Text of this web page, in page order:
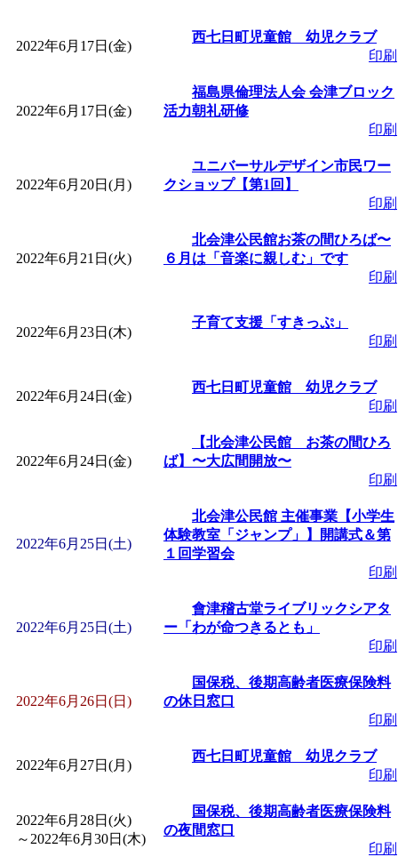
2022年6月17日(金)
西七日町児童館 幼児クラブ
印刷
2022年6月17日(金)
福島県倫理法人会 会津ブロック
活力朝礼研修
印刷
2022年6月20日(月)
ユニバーサルデザイン市民ワー
クショップ【第1回】
印刷
2022年6月21日(火)
北会津公民館お茶の間ひろば〜
６月は「音楽に親しむ」です
印刷
2022年6月23日(木)
子育て支援「すきっぷ」
印刷
2022年6月24日(金)
西七日町児童館 幼児クラブ
印刷
2022年6月24日(金)
【北会津公民館 お茶の間ひろ
ば】〜大広間開放〜
印刷
2022年6月25日(土)
北会津公民館 主催事業【小学生
体験教室「ジャンプ」】開講式＆第
１回学習会
印刷
2022年6月25日(土)
會津稽古堂ライブリックシアタ
ー「わが命つきるとも」
印刷
2022年6月26日(日)
国保税、後期高齢者医療保険料
の休日窓口
印刷
2022年6月27日(月)
西七日町児童館 幼児クラブ
印刷
2022年6月28日(火)
～ 2022年6月30日(木)
国保税、後期高齢者医療保険料
の夜間窓口
印刷